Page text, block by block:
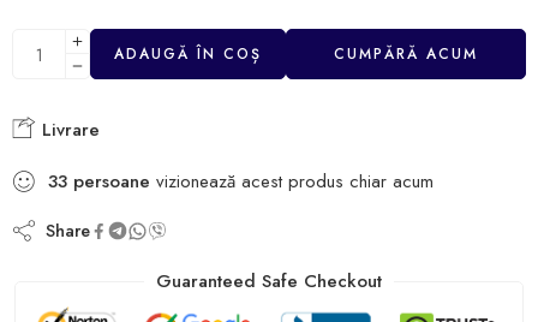
ADAUGĂ ÎN COȘ CUMPĂRĂ ACUM
Livrare
33 persoane vizionează acest produs chiar acum
Share
Guaranteed Safe Checkout